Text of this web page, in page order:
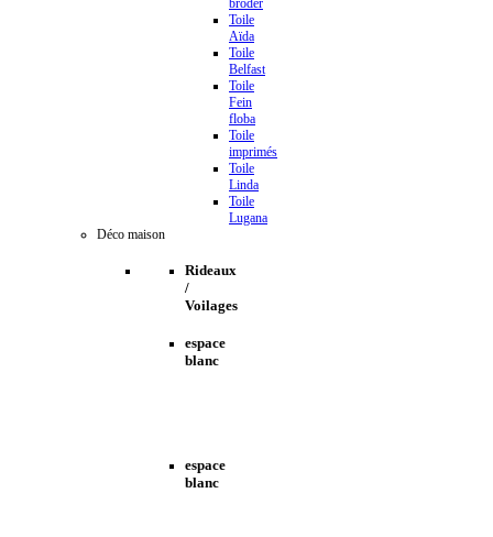
broder
Toile
Aïda
Toile
Belfast
Toile
Fein
floba
Toile
imprimés
Toile
Linda
Toile
Lugana
Déco maison
Rideaux
/
Voilages
espace
blanc
espace
blanc